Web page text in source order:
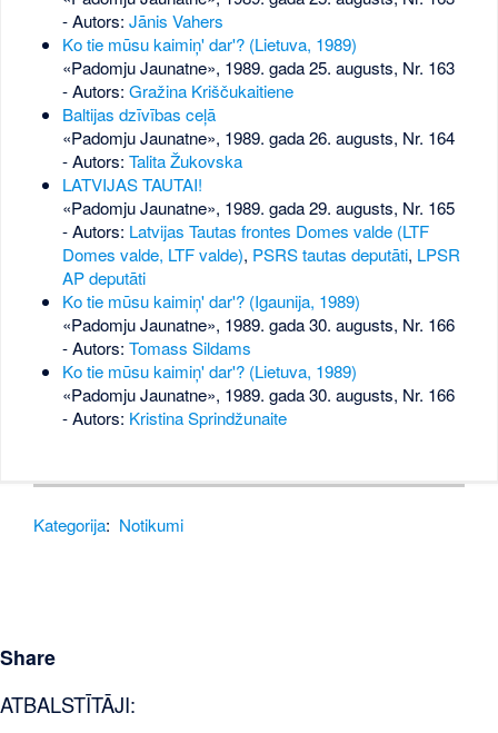
- Autors: Jānis Vahers
Ko tie mūsu kaimiņ' dar'? (Lietuva, 1989)
«Padomju Jaunatne», 1989. gada 25. augusts, Nr. 163
- Autors: Gražina Kriščukaitiene
Baltijas dzīvības ceļā
«Padomju Jaunatne», 1989. gada 26. augusts, Nr. 164
- Autors: Talita Žukovska
LATVIJAS TAUTAI!
«Padomju Jaunatne», 1989. gada 29. augusts, Nr. 165
- Autors: Latvijas Tautas frontes Domes valde (LTF
Domes valde, LTF valde), PSRS tautas deputāti, LPSR
AP deputāti
Ko tie mūsu kaimiņ' dar'? (Igaunija, 1989)
«Padomju Jaunatne», 1989. gada 30. augusts, Nr. 166
- Autors: Tomass Sildams
Ko tie mūsu kaimiņ' dar'? (Lietuva, 1989)
«Padomju Jaunatne», 1989. gada 30. augusts, Nr. 166
- Autors: Kristina Sprindžunaite
Kategorija: Notikumi
Share
ATBALSTĪTĀJI: